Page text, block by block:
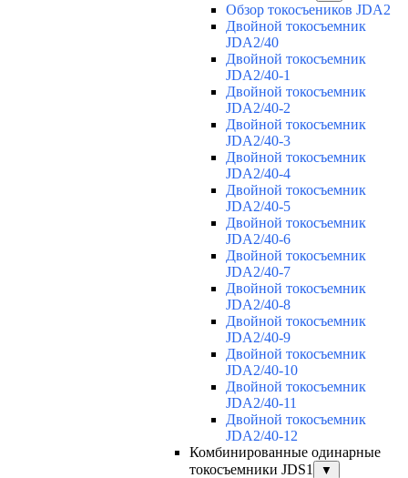
Обзор токосъеников JDA2
Двойной токосъемник
JDA2/40
Двойной токосъемник
JDA2/40-1
Двойной токосъемник
JDA2/40-2
Двойной токосъемник
JDA2/40-3
Двойной токосъемник
JDA2/40-4
Двойной токосъемник
JDA2/40-5
Двойной токосъемник
JDA2/40-6
Двойной токосъемник
JDA2/40-7
Двойной токосъемник
JDA2/40-8
Двойной токосъемник
JDA2/40-9
Двойной токосъемник
JDA2/40-10
Двойной токосъемник
JDA2/40-11
Двойной токосъемник
JDA2/40-12
Комбинированные одинарные
токосъемники JDS1
▼